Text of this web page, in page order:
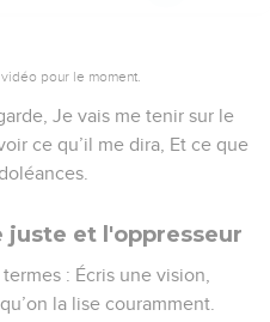
pour le moment.
Je vais me tenir sur le
ce qu’il me dira, Et ce que
juste et l'oppresseur
: Écris une vision,
la lise couramment.